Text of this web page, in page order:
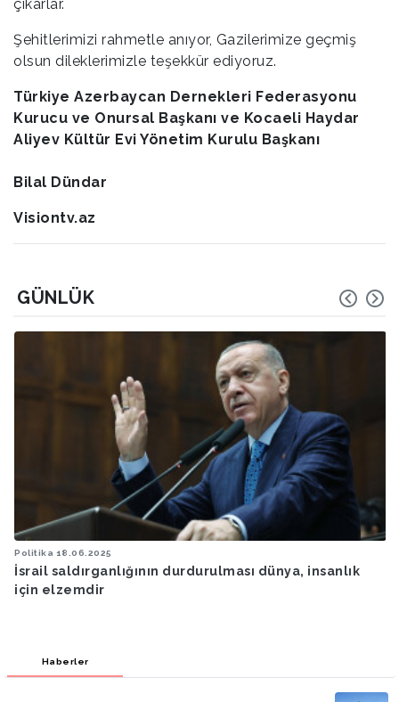
çıkarlar.
Şehitlerimizi rahmetle anıyor, Gazilerimize geçmiş
olsun dileklerimizle teşekkür ediyoruz.
Türkiye Azerbaycan Dernekleri Federasyonu
Kurucu ve Onursal Başkanı ve Kocaeli Haydar
Aliyev Kültür Evi Yönetim Kurulu Başkanı
Bilal Dündar
Visiontv.az
GÜNLÜK
Politika 15.05.2025
Cumhurbaşkanı Erdoğan, Ukrayna Devlet Başkanı
Zelenskiy ile bir araya geldi
Haberler